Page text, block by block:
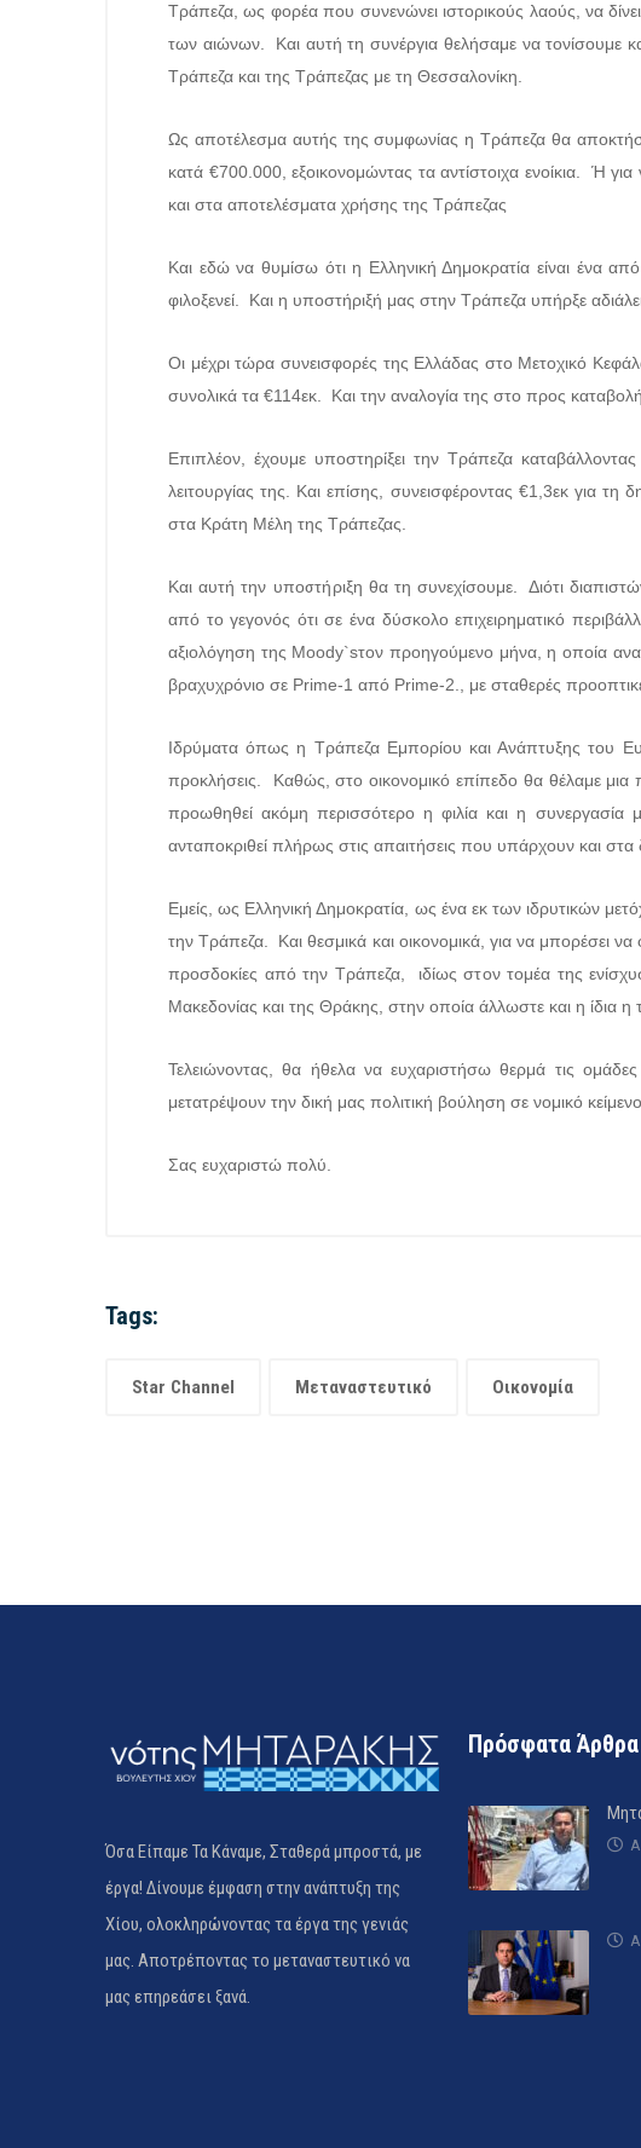
Τράπεζα, ως φορέα που συνενώνει ιστορικούς λαούς, να
των αιώνων. Και αυτή τη συνέργια θελήσαμε να τονίσουμε
Τράπεζα και της Τράπεζας με τη Θεσσαλονίκη.
Ως αποτέλεσμα αυτής της συμφωνίας η Τράπεζα θα
κατά €700.000, εξοικονομώντας τα αντίστοιχα ενοίκια. Ή για
και στα αποτελέσματα χρήσης της Τράπεζας
Και εδώ να θυμίσω ότι η Ελληνική Δημοκρατία είναι ένα
φιλοξενεί. Και η υποστήριξή μας στην Τράπεζα υπήρξε
Οι μέχρι τώρα συνεισφορές της Ελλάδας στο Μετοχικό
συνολικά τα €114εκ. Και την αναλογία της στο προς
Επιπλέον, έχουμε υποστηρίξει την Τράπεζα
λειτουργίας της. Και επίσης, συνεισφέροντας €1,3εκ για τη
στα Κράτη Μέλη της Τράπεζας.
Και αυτή την υποστήριξη θα τη συνεχίσουμε. Διότι
από το γεγονός ότι σε ένα δύσκολο επιχειρηματικό
αξιολόγηση της Moody`sτον προηγούμενο μήνα, η οποία
βραχυχρόνιο σε Prime-1 από Prime-2., με σταθερές
Ιδρύματα όπως η Τράπεζα Εμπορίου και Ανάπτυξης του
προκλήσεις. Καθώς, στο οικονομικό επίπεδο θα θέλαμε μια
προωθηθεί ακόμη περισσότερο η φιλία και η
ανταποκριθεί πλήρως στις απαιτήσεις που υπάρχουν και στα
Εμείς, ως Ελληνική Δημοκρατία, ως ένα εκ των ιδρυτικών
την Τράπεζα. Και θεσμικά και οικονομικά, για να μπορέσει
προσδοκίες από την Τράπεζα, ιδίως στον τομέα της
Μακεδονίας και της Θράκης, στην οποία άλλωστε και η ίδια η
Τελειώνοντας, θα ήθελα να ευχαριστήσω θερμά τις
μετατρέψουν την δική μας πολιτική βούληση σε νομικό κείμενο.
Σας ευχαριστώ πολύ.
Tags:
Star Channel Μεταναστευτικό Οικονομία
Όσα Είπαμε Τα Κάναμε, Σταθερά μπροστά, με
έργα! Δίνουμε έμφαση στην ανάπτυξη της
Χίου, ολοκληρώνοντας τα έργα της γενιάς
μας. Αποτρέποντας το μεταναστευτικό να
μας επηρεάσει ξανά.
Πρόσφατα Άρθρα